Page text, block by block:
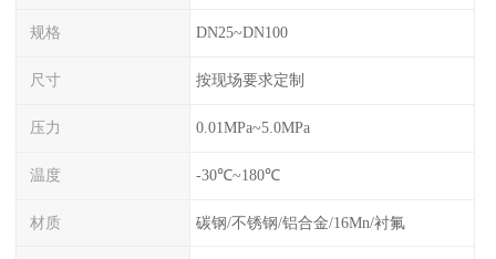
规格 DN25~DN100
尺寸 按现场要求定制
压力 0.01MPa~5.0MPa
温度 -30℃~180℃
材质 碳钢/不锈钢/铝合金/16Mn/衬氟